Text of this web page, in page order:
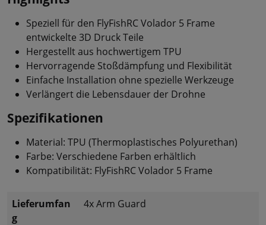
Speziell für den FlyFishRC Volador 5 Frame
entwickelte 3D Druck Teile
Hergestellt aus hochwertigem TPU
Hervorragende Stoßdämpfung und Flexibilität
Einfache Installation ohne spezielle Werkzeuge
Verlängert die Lebensdauer der Drohne
Spezifikationen
Material: TPU (Thermoplastisches Polyurethan)
Farbe: Verschiedene Farben erhältlich
Kompatibilität: FlyFishRC Volador 5 Frame
Lieferumfan
g
4x Arm Guard